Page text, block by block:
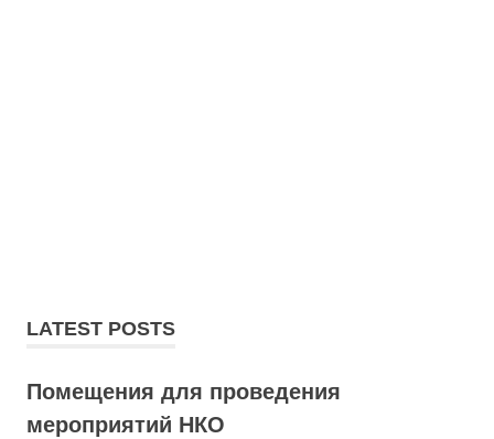
LATEST POSTS
Помещения для проведения
мероприятий НКО